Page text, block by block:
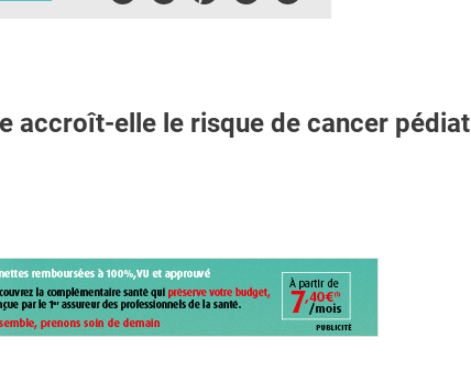
accroît-elle le risque de cancer